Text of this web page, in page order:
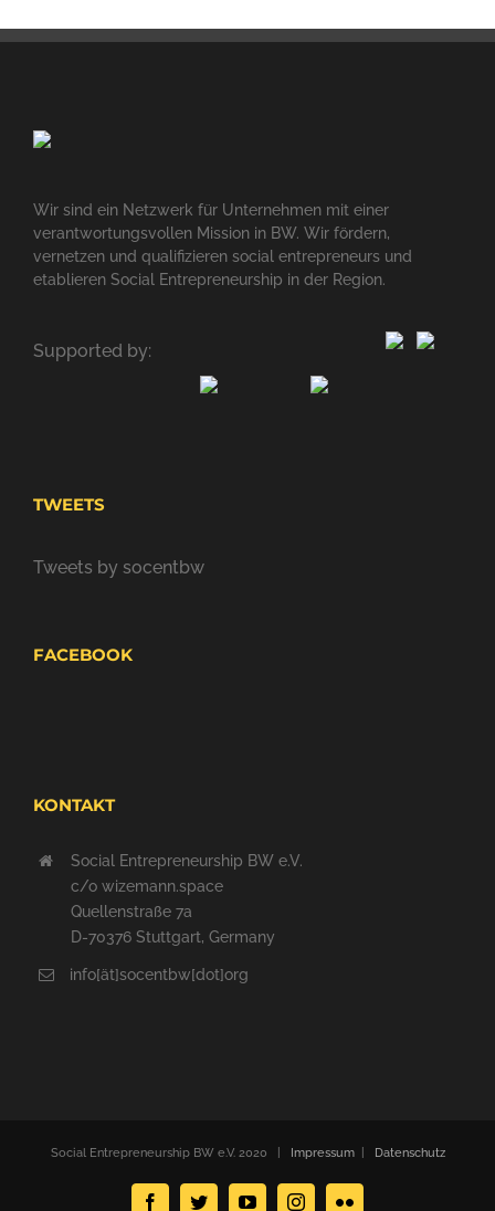
Wir sind ein Netzwerk für Unternehmen mit einer
verantwortungsvollen Mission in BW. Wir fördern,
vernetzen und qualifizieren social entrepreneurs und
etablieren Social Entrepreneurship in der Region.
Supported by:
TWEETS
Tweets by socentbw
FACEBOOK
KONTAKT
Social Entrepreneurship BW e.V.
c/o wizemann.space
Quellenstraße 7a
D-70376 Stuttgart, Germany
info[ät]socentbw[dot]org
Social Entrepreneurship BW e.V. 2020 | Impressum| Datenschutz
FacebookTwitterYouTubeInstagramFlickr